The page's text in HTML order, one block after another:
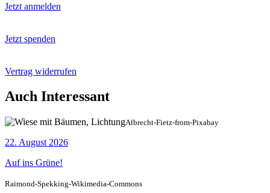
Jetzt anmelden
Jetzt spenden
Vertrag widerrufen
Auch Interessant
Albrecht-Fietz-from-Pixabay
22. August 2026
Auf ins Grüne!
Raimond-Spekking-Wikimedia-Commons